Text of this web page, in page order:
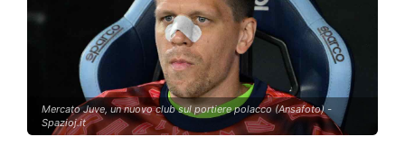
Mercato Juve, un nuovo club sul portiere polacco (Ansafoto) -
Spazioj.it